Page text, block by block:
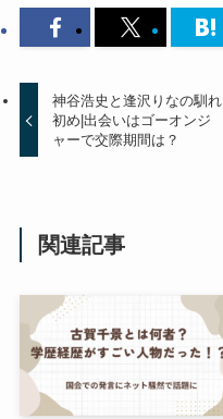
神谷浩史と逢沢りなの馴れ
初め|出会いはゴーオンジ
ャーで交際期間は？
関連記事